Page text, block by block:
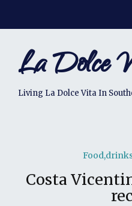
La Dolce
Living La Dolce Vita In
Costa